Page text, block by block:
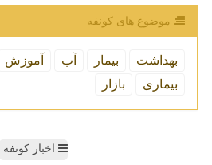
موضوع های كونفه
بهداشت بیمار آب آموزش
بیماری
بازار
اخبار کونفه